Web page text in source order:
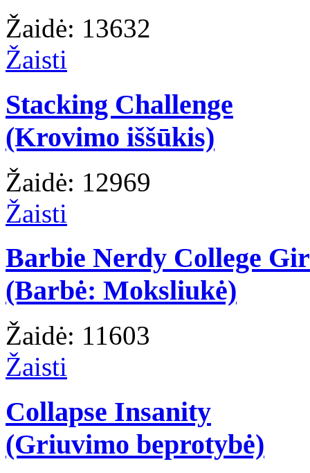
Žaidė: 13632
Žaisti
Stacking Challenge
(Krovimo iššūkis)
Žaidė: 12969
Žaisti
Barbie Nerdy College
(Barbė: Moksliukė)
Žaidė: 11603
Žaisti
Collapse Insanity
(Griuvimo beprotybė)